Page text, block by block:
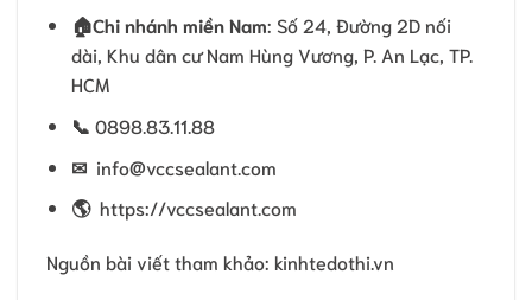
🏠Chi nhánh miền Nam: Số 24, Đường 2D nối
dài, Khu dân cư Nam Hùng Vương, P. An Lạc, TP.
HCM
📞 0898.83.11.88
✉ info@vccsealant.com
🌎 https://vccsealant.com
Nguồn bài viết tham khảo: kinhtedothi.vn